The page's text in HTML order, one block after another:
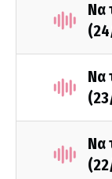
Να
Να
Να